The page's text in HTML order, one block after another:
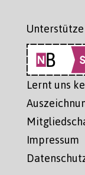
Unterstütze
Lernt uns
Impressum